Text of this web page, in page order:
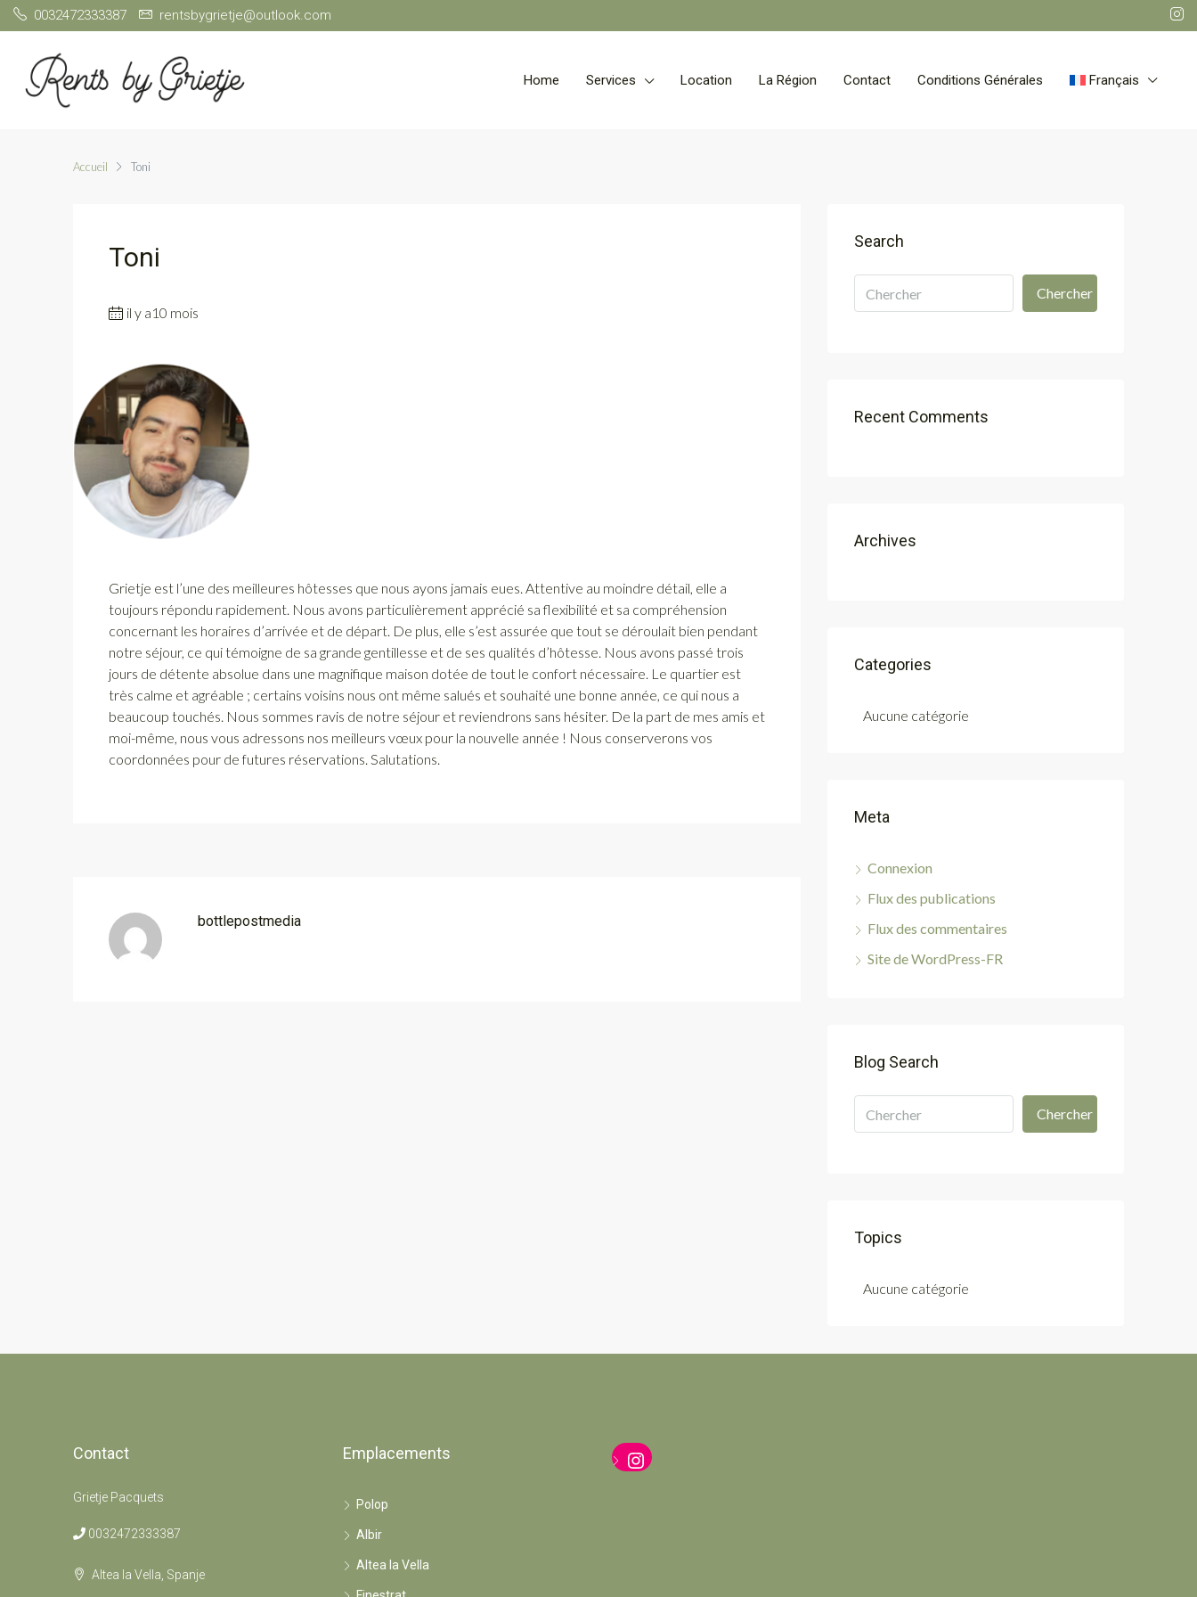
0032472333387 rentsbygrietje@outlook.com
Home Services Location La Région Contact Conditions Générales Français
Accueil Toni
Toni
il y a10 mois
Grietje est l’une des meilleures hôtesses que nous ayons jamais eues. Attentive au moindre détail, elle a
toujours répondu rapidement. Nous avons particulièrement apprécié sa flexibilité et sa compréhension
concernant les horaires d’arrivée et de départ. De plus, elle s’est assurée que tout se déroulait bien pendant
notre séjour, ce qui témoigne de sa grande gentillesse et de ses qualités d’hôtesse. Nous avons passé trois
jours de détente absolue dans une magnifique maison dotée de tout le confort nécessaire. Le quartier est
très calme et agréable ; certains voisins nous ont même salués et souhaité une bonne année, ce qui nous a
beaucoup touchés. Nous sommes ravis de notre séjour et reviendrons sans hésiter. De la part de mes amis et
moi-même, nous vous adressons nos meilleurs vœux pour la nouvelle année ! Nous conserverons vos
coordonnées pour de futures réservations. Salutations.
bottlepostmedia
Search
Chercher
Recent Comments
Archives
Categories
Aucune catégorie
Meta
Connexion
Flux des publications
Flux des commentaires
Site de WordPress-FR
Blog Search
Chercher
Topics
Aucune catégorie
Contact
Grietje Pacquets
0032472333387
Altea la Vella, Spanje
Emplacements
Polop
Albir
Altea la Vella
Instagram